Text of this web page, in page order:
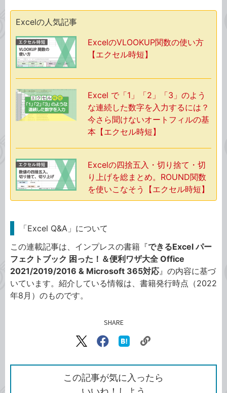
Excelの人気記事
ExcelのVLOOKUP関数の使い方
【エクセル時短】
Excel で「1」「2」「3」のよう
な連続した数字を入力するには？
今さら聞けないオートフィルの基
本【エクセル時短】
Excelの四捨五入・切り捨て・切
り上げを総まとめ。ROUND関数
を使いこなそう【エクセル時短】
「Excel Q&A」について
この連載記事は、インプレスの書籍『できるExcel パー
フェクトブック 困った！＆便利ワザ大全 Office
2021/2019/2016 & Microsoft 365対応』の内容に基づ
いています。紹介している情報は、書籍発行時点（2022
年8月）のものです。
SHARE
X（旧
で
シ
ェ
ア
Facebook
シ
ェ
ア
な
ブ
ッ
ク
ク
を
コ
この記事が気に入ったら